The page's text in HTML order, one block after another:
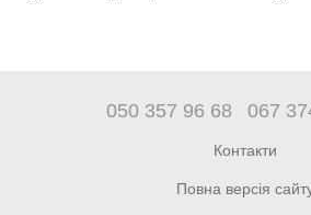
050 357 96 68 067
Контакти
Повна версія